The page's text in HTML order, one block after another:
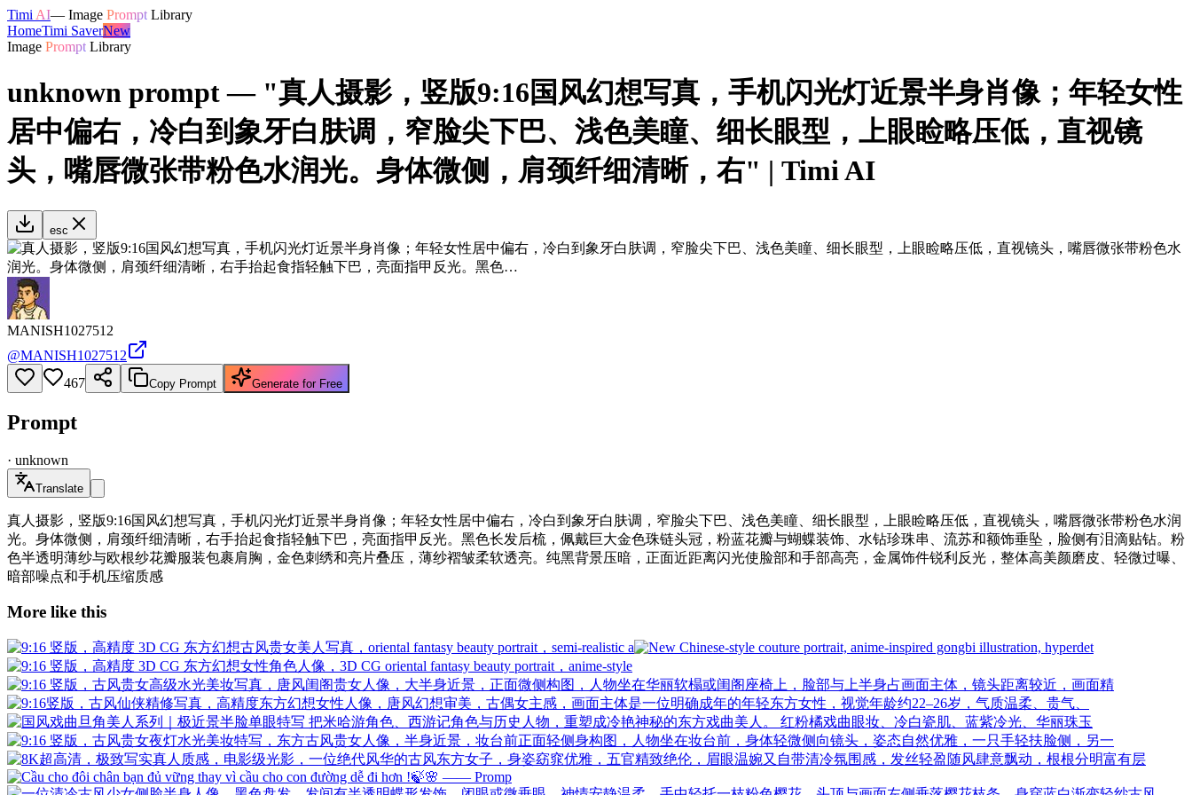
Timi AI— Image Prompt Library
HomeTimi SaverNew
Image Prompt Library
unknown prompt — "真人摄影，竖版9:16国风幻想写真，手机闪光灯近景半身肖像；年轻女性
居中偏右，冷白到象牙白肤调，窄脸尖下巴、浅色美瞳、细长眼型，上眼睑略压低，直视镜
头，嘴唇微张带粉色水润光。身体微侧，肩颈纤细清晰，右" | Timi AI
esc
MANISH1027512
@MANISH1027512
467
Copy Prompt Generate for Free
Prompt
· unknown
Translate
真人摄影，竖版9:16国风幻想写真，手机闪光灯近景半身肖像；年轻女性居中偏右，冷白到象牙白肤调，窄脸尖下巴、浅色美瞳、细长眼型，上眼睑略压低，直视镜头，嘴唇微张带粉色水润
光。身体微侧，肩颈纤细清晰，右手抬起食指轻触下巴，亮面指甲反光。黑色长发后梳，佩戴巨大金色珠链头冠，粉蓝花瓣与蝴蝶装饰、水钻珍珠串、流苏和额饰垂坠，脸侧有泪滴贴钻。粉
色半透明薄纱与欧根纱花瓣服装包裹肩胸，金色刺绣和亮片叠压，薄纱褶皱柔软透亮。纯黑背景压暗，正面近距离闪光使脸部和手部高亮，金属饰件锐利反光，整体高美颜磨皮、轻微过曝、
暗部噪点和手机压缩质感
More like this